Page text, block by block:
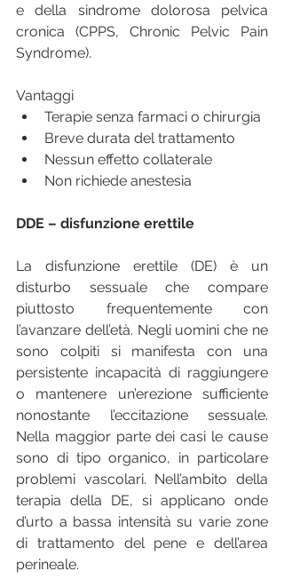
e della sindrome dolorosa pelvica
cronica (CPPS, Chronic Pelvic Pain
Syndrome).
Vantaggi
Terapie senza farmaci o chirurgia
Breve durata del trattamento
Nessun effetto collaterale
Non richiede anestesia
DDE – disfunzione erettile
La disfunzione erettile (DE) è un
disturbo sessuale che compare
piuttosto frequentemente con
l’avanzare dell’età. Negli uomini che ne
sono colpiti si manifesta con una
persistente incapacità di raggiungere
o mantenere un’erezione sufficiente
nonostante l’eccitazione sessuale.
Nella maggior parte dei casi le cause
sono di tipo organico, in particolare
problemi vascolari. Nell’ambito della
terapia della DE, si applicano onde
d’urto a bassa intensità su varie zone
di trattamento del pene e dell’area
perineale.